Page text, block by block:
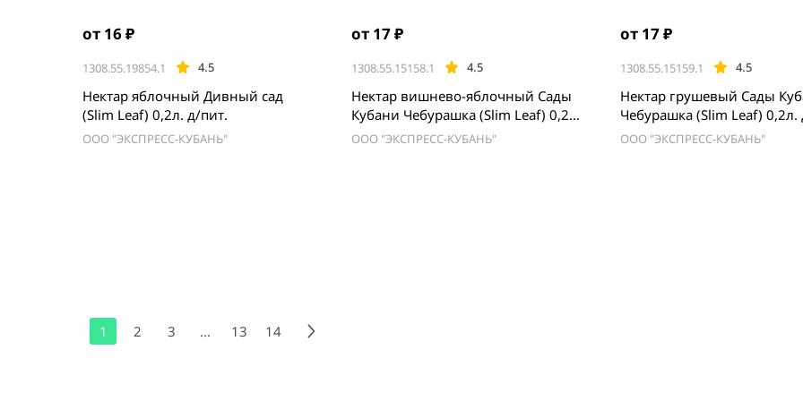
от 16 ₽
1308.55.19854.1 4.5
Нектар яблочный Дивный сад
(Slim Leaf) 0,2л. д/пит.
ООО "ЭКСПРЕСС-КУБАНЬ"
от 17 ₽
1308.55.15158.1 4.5
Нектар вишнево-яблочный Сады
Кубани Чебурашка (Slim Leaf) 0,2л.
д/пит.
ООО "ЭКСПРЕСС-КУБАНЬ"
от 17 ₽
1308.55.15159.1 4.5
Нектар грушевый Сады
Чебурашка (Slim Leaf) 0,2л.
ООО "ЭКСПРЕСС-КУБАНЬ"
1 2 3 ... 13 14